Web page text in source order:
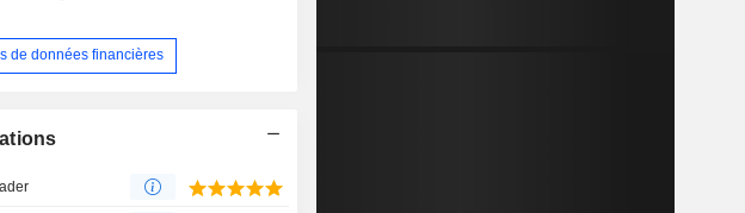
de données financières